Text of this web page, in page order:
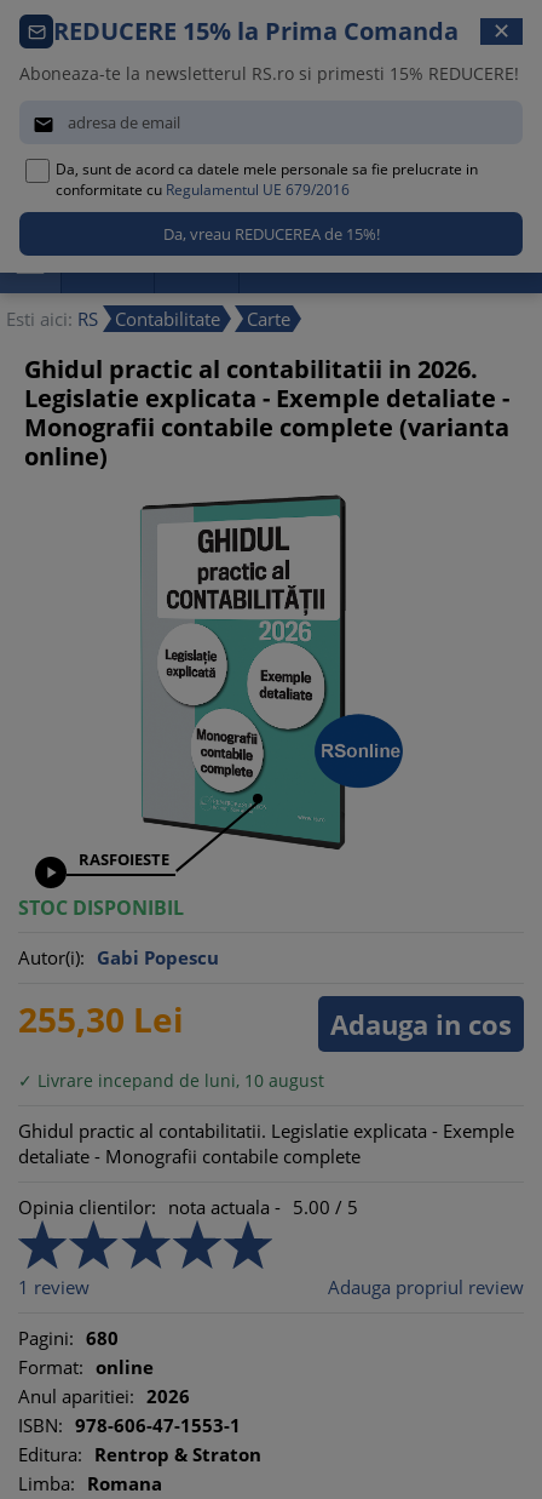
Comanda telefonica · 021 209 45 12

 Promotii Noutati Reduceri
Esti aici: RS Contabilitate Carte
REDUCERE 15% la Prima Comanda ✕
Aboneaza-te la newsletterul RS.ro si primesti 15% REDUCERE!

Da, sunt de acord ca datele mele personale sa fie prelucrate in
conformitate cu Regulamentul UE 679/2016
Ghidul practic al contabilitatii in 2026.
Legislatie explicata - Exemple detaliate -
Monografii contabile complete (varianta
online)

RASFOIESTE
STOC DISPONIBIL
Autor(i): Gabi Popescu
Adauga in cos
255,30 Lei
✓ Livrare incepand de luni, 10 august
Ghidul practic al contabilitatii. Legislatie explicata - Exemple
detaliate - Monografii contabile complete
Opinia clientilor: nota actuala - 5.00 / 5
1 review Adauga propriul review
Pagini: 680
Format: online
Anul aparitiei: 2026
ISBN: 978-606-47-1553-1
Editura: Rentrop & Straton
Limba: Romana